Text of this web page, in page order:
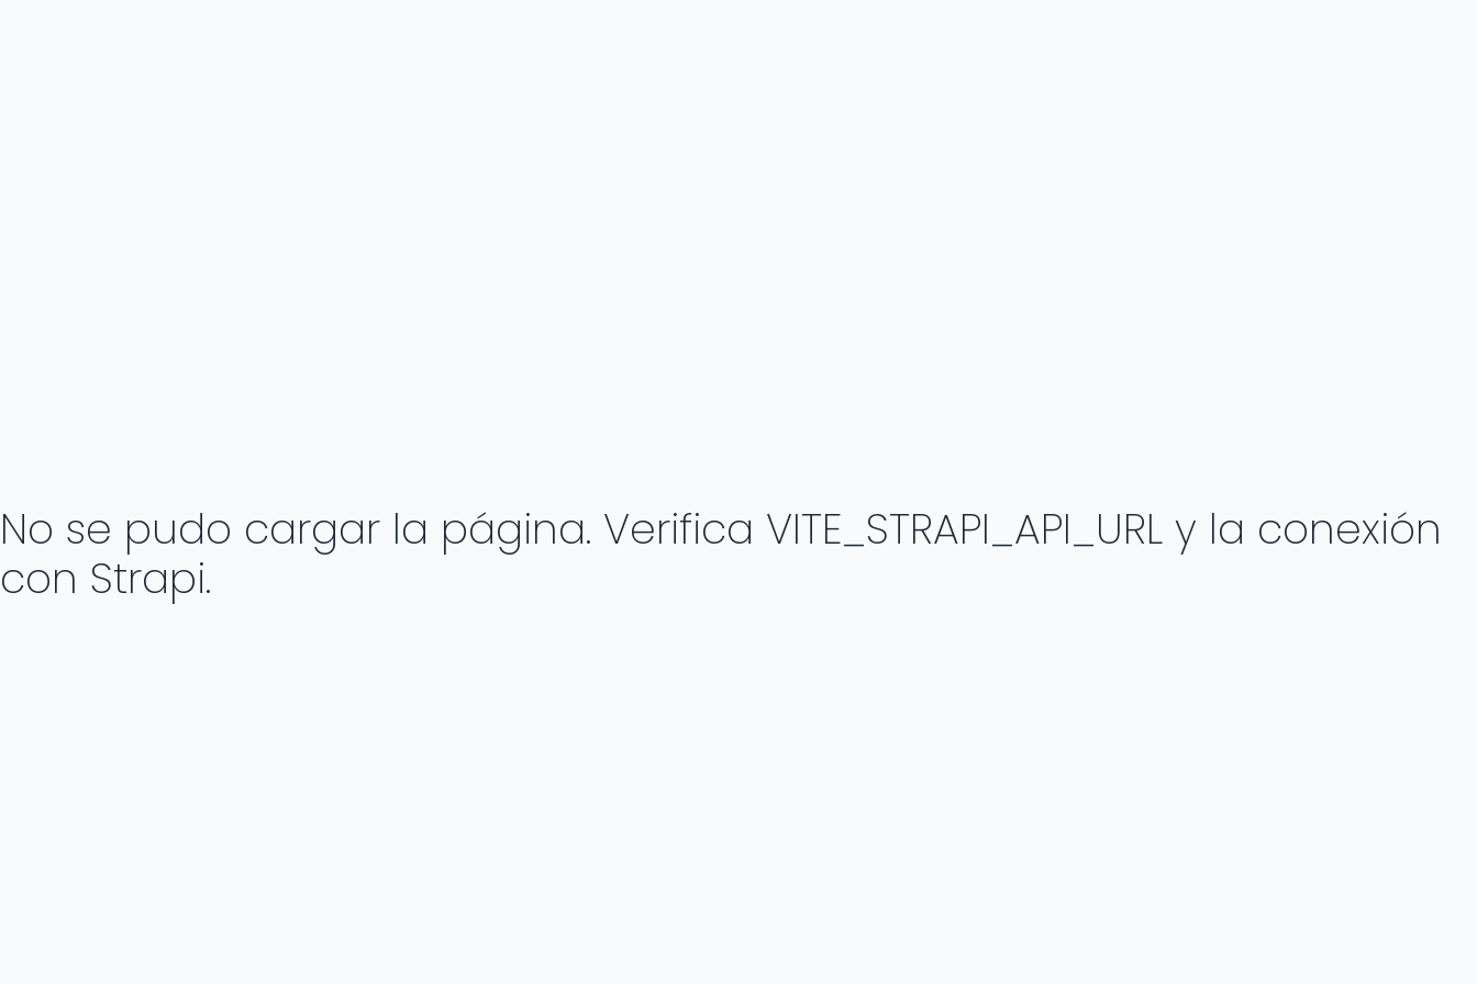
No se pudo cargar la página. Verifica VITE_STRAPI_API_URL y la conexión
con Strapi.